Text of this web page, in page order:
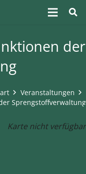
der
Veranstaltungen
Sprengstoffverwaltung
Karte nicht verfügbar